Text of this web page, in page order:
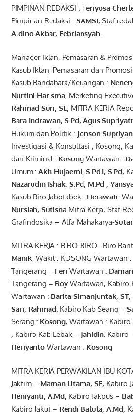
PIMPINAN REDAKSI : Feriyosa
Pimpinan Redaksi : SAMSI, Staf
Aldino Akbar, Febriansyah.
Manager Iklan, Pemasaran &
Kasub Iklan, Pemasaran dan Promosi
Kasub Bandahara/Keuangan :
Nurtini Harisma, Merketing
Rahmad Suri, SE, MITRA KERJA
Bara Indrawan, S.Pd, Agus
Hukum dan Politik : Jonson S
Investigasi & Konsultasi , Kosong,
dan Kriminal : KosongWartawan :
Umum : Akh Hujaemi, S.Pd.I, S.Pd,
Nazarudin Ishak, S.Pd, M.Pd,
Kasub Biro Jabotabek : Herawati
Nursiah, SutisnaMitra Kerja, Staf
Grafindosika – Alfa Mahakarya-
MITRA KERJA : BIRO-BIRO : Biro
Manik, Wakil : KOSONG Wartawan :
Tangerang – Feri Wartawan :
Tangerang – RoyWartawan, Kabiro
Wartawan : Barita Simanjuntak, ST,
Sari, Rahmad. Kabiro Kab Seang –
Serang : Kosong, Wartawan : Kabiro
, Kabiro Kab Lebak– Jahidin. Kabiro
Heriyanto Wartawan : Kosong
MITRA KERJA PERWAKILAN IBU
Jaktim – Maman Utama, SE, Kabiro
Heniyanti, A.Md, Kabiro Jakpus –
Kabiro Jakut – Rendi Balula, A.Md,